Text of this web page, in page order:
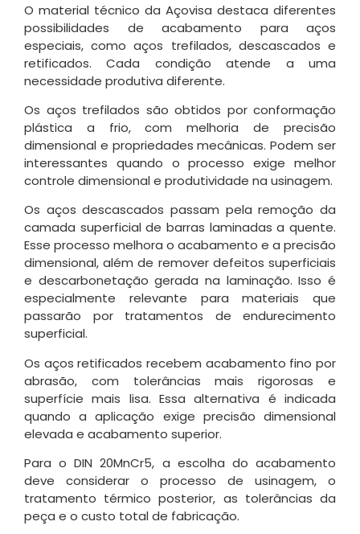
O material técnico da Açovisa destaca diferentes
possibilidades de acabamento para aços
especiais, como aços trefilados, descascados e
retificados. Cada condição atende a uma
necessidade produtiva diferente.
Os aços trefilados são obtidos por conformação
plástica a frio, com melhoria de precisão
dimensional e propriedades mecânicas. Podem ser
interessantes quando o processo exige melhor
controle dimensional e produtividade na usinagem.
Os aços descascados passam pela remoção da
camada superficial de barras laminadas a quente.
Esse processo melhora o acabamento e a precisão
dimensional, além de remover defeitos superficiais
e descarbonetação gerada na laminação. Isso é
especialmente relevante para materiais que
passarão por tratamentos de endurecimento
superficial.
Os aços retificados recebem acabamento fino por
abrasão, com tolerâncias mais rigorosas e
superfície mais lisa. Essa alternativa é indicada
quando a aplicação exige precisão dimensional
elevada e acabamento superior.
Para o DIN 20MnCr5, a escolha do acabamento
deve considerar o processo de usinagem, o
tratamento térmico posterior, as tolerâncias da
peça e o custo total de fabricação.